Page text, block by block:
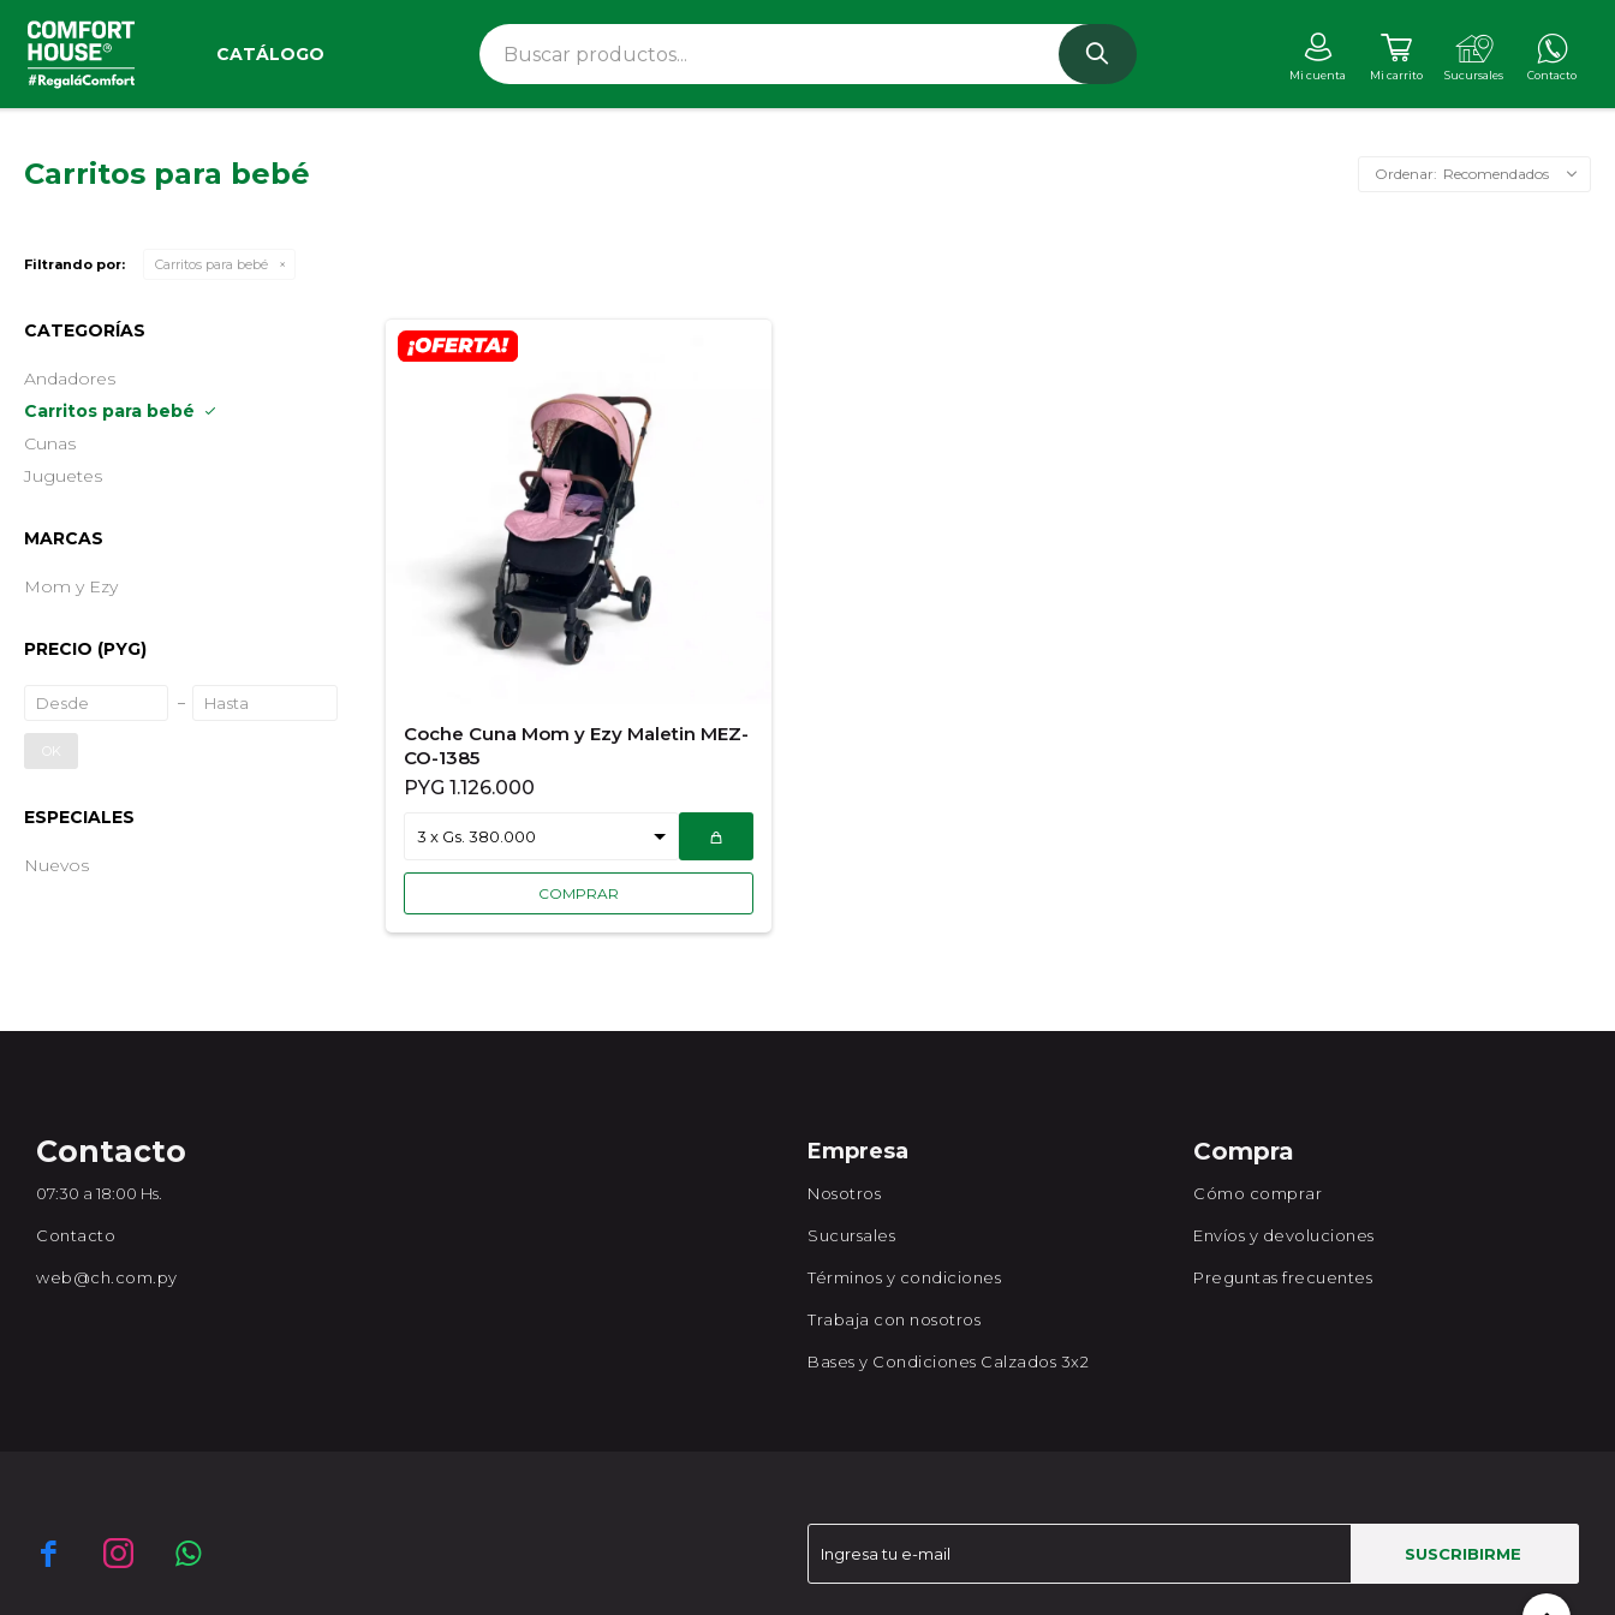
CATÁLOGO
Carritos para bebé Recomendados
Filtrando por: Carritos para bebé
Coche Cuna Mom y Ezy Maletin MEZ-
CO-1385
PYG 1.126.000
CATEGORÍAS
Andadores
Carritos para bebé
Cunas
Juguetes
MARCAS
Mom y Ezy
PRECIO (PYG)
OK
ESPECIALES
Nuevos
   SUSCRIBIRME
Contacto
07:30 a 18:00 Hs.
Contacto
web@ch.com.py
Empresa
Nosotros
Sucursales
Términos y condiciones
Trabaja con nosotros
Bases y Condiciones Calzados 3x2
Compra
Cómo comprar
Envíos y devoluciones
Preguntas frecuentes